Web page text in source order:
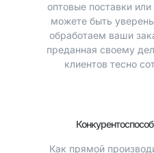
оптовые поставки
можете быть
обработаем ваши
преданная своему
клиентов тесно
Как прямой